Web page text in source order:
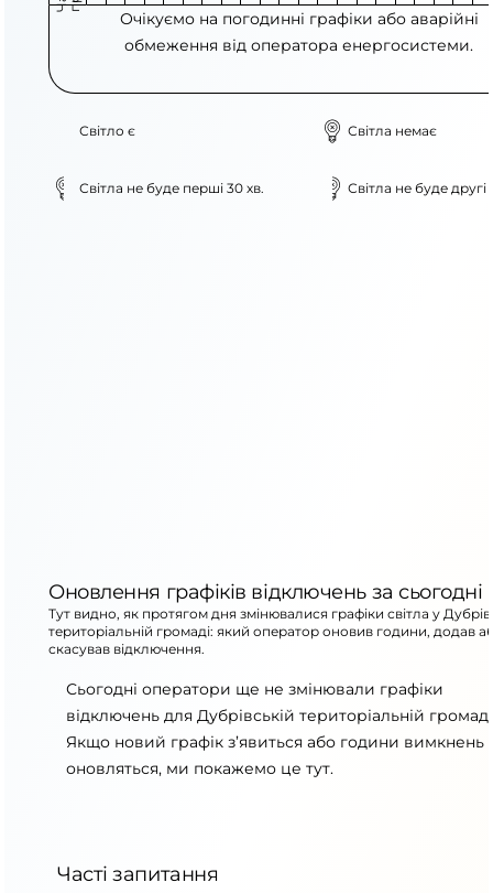
Очікуємо на погодинні графіки або аварійні
обмеження від оператора енергосистеми.
Світло є Світла немає
Світла не буде перші 30 хв. Світла не буде другі
Оновлення графіків відключень за сьогодні
Тут видно, як протягом дня змінювалися графіки світла у
територіальній громаді: який оператор оновив години, додав
скасував відключення.
Сьогодні оператори ще не змінювали графіки
відключень для Дубрівській територіальній
Якщо новий графік з’явиться або години вимкнень
оновляться, ми покажемо це тут.
Часті запитання